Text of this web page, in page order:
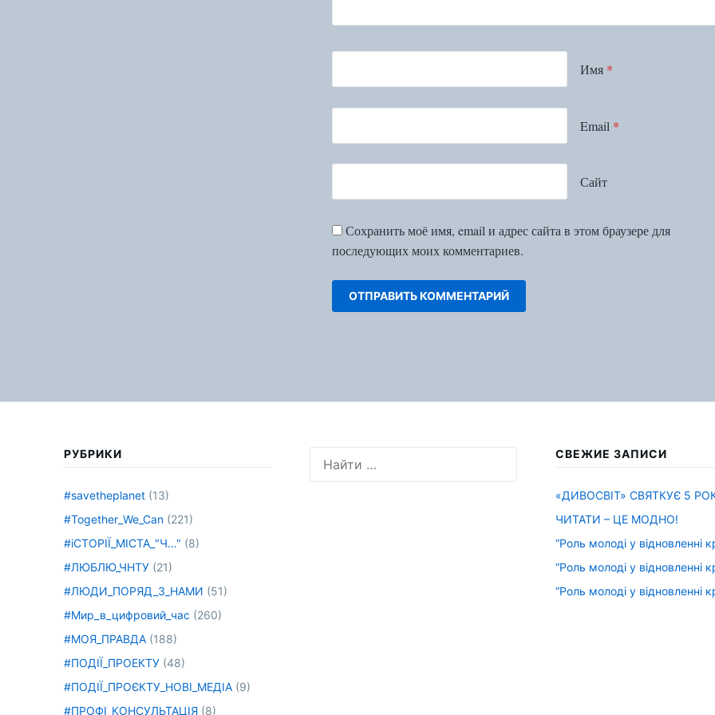
Имя *
Email *
Сайт
Сохранить моё имя, email и адрес сайта в этом браузере для
последующих моих комментариев.
РУБРИКИ
#savetheplanet (13)
#Together_We_Can (221)
#іСТОРІЇ_МІСТА_"Ч…" (8)
#ЛЮБЛЮ_ЧНТУ (21)
#ЛЮДИ_ПОРЯД_З_НАМИ (51)
#Мир_в_цифровий_час (260)
#МОЯ_ПРАВДА (188)
#ПОДІЇ_ПРОЕКТУ (48)
#ПОДІЇ_ПРОЄКТУ_НОВІ_МЕДІА (9)
#ПРОФІ_КОНСУЛЬТАЦІЯ (8)
СВЕЖИЕ ЗАПИСИ
«ДИВОСВІТ» СВЯТКУЄ 5
ЧИТАТИ – ЦЕ МОДНО!
“Роль молоді у відновленні
“Роль молоді у відновленні
“Роль молоді у відновленні